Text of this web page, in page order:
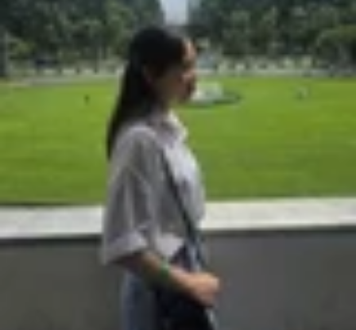
với hàng loạt nâng cấp ấn tượng
Hồng Huệ
Ngày đăng:25/07/2025
25/07/2025
Theo dõi XTMobile trên